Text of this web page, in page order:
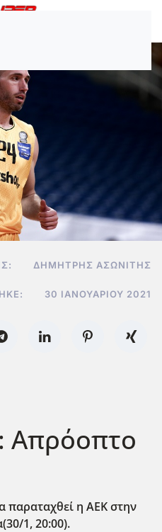
ΔΗΜΉΤΡΗΣ ΑΣΩΝΊΤΗΣ
30 ΙΑΝΟΥΑΡΊΟΥ 2021
Απρόοπτο
παραταχθεί η ΑΕΚ στην
1, 20:00).